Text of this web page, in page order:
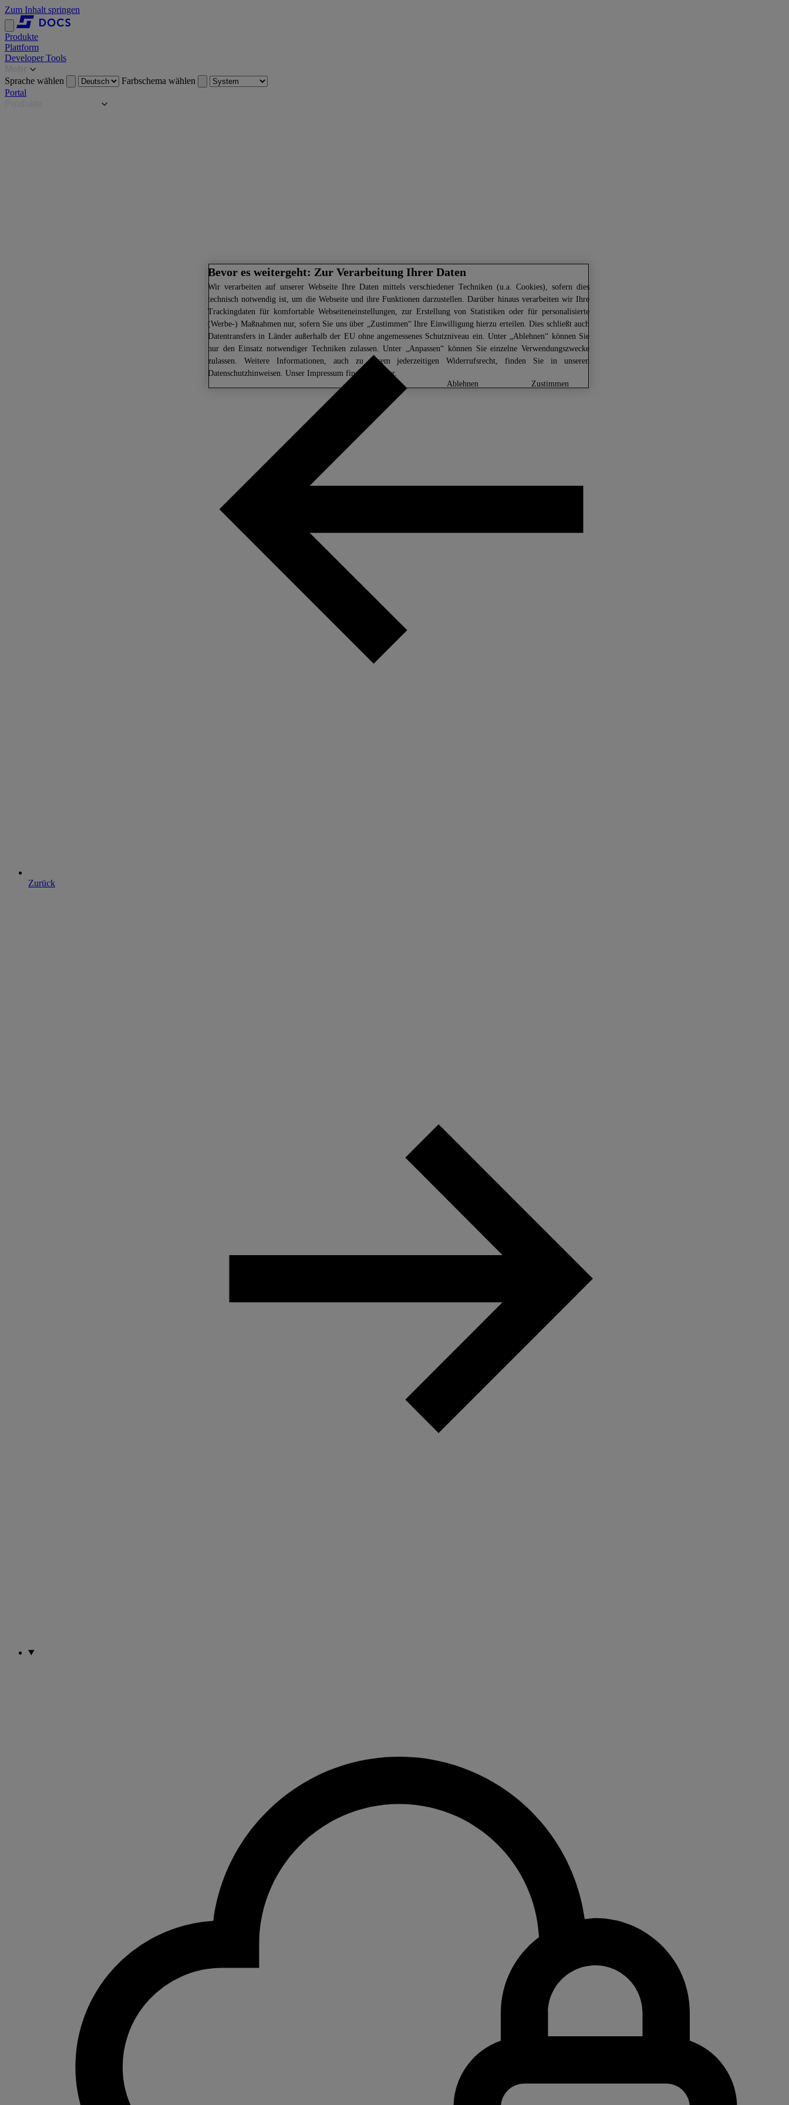
Zum Inhalt springen
Produkte
Plattform
Developer Tools
Sprache wählen
Farbschema wählen
Portal
Zurück
Bevor es weitergeht: Zur Verarbeitung Ihrer Daten
Wir verarbeiten auf unserer Webseite Ihre Daten mittels verschiedener Techniken (u.a. Cookies), sofern dies
technisch notwendig ist, um die Webseite und ihre Funktionen darzustellen. Darüber hinaus verarbeiten wir Ihre
Trackingdaten für komfortable Webseiteneinstellungen, zur Erstellung von Statistiken oder für personalisierte
(Werbe-) Maßnahmen nur, sofern Sie uns über „Zustimmen“ Ihre Einwilligung hierzu erteilen. Dies schließt auch
Datentransfers in Länder außerhalb der EU ohne angemessenes Schutzniveau ein. Unter „Ablehnen“ können Sie
nur den Einsatz notwendiger Techniken zulassen. Unter „Anpassen“ können Sie einzelne Verwendungszwecke
zulassen. Weitere Informationen, auch zu Ihrem jederzeitigen Widerrufsrecht, finden Sie in unseren
Datenschutzhinweisen. Unser Impressum finden Sie
hier.
ablehnen
zustimmen